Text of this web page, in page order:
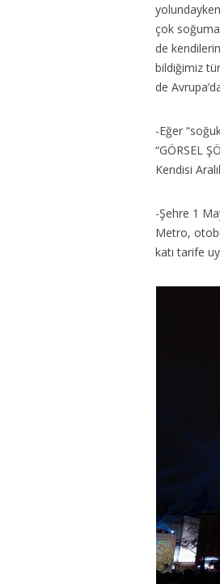
çok
de
bildiğimiz
de
-Eğer
“GÖRSEL
Kendisi
-Şehre 1
Metro,
katı tarife